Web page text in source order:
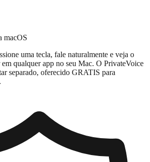
macOS
uma tecla, fale naturalmente e veja o
em qualquer app no seu Mac. O PrivateVoice
separado, oferecido GRATIS para